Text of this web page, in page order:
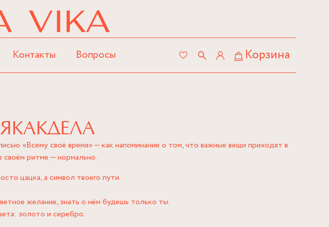
Контакты Вопросы Корзина
«Всему своё время» — как напоминание о том, что важные вещи приходят в
своём ритме — нормально.
цацка, а символ твоего пути.
желание, знать о нём будешь только ты.
золото и серебро.